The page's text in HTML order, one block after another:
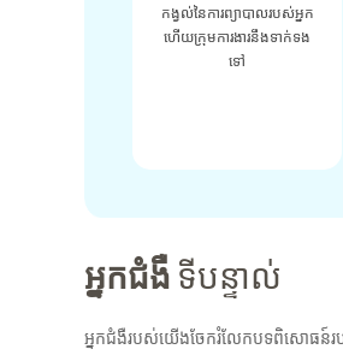
កង្វល់នៃការព្យាបាលរបស់អ្នក
ហើយក្រុមការងារនឹងទាក់ទង
ទៅ
អ្នកជំងឺ ទីបន្ទាល់
អ្នកជំងឺរបស់យើងចែករំលែកបទពិសោធន៍រ